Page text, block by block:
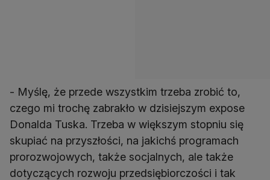
- Myślę, że przede wszystkim trzeba zrobić to,
czego mi trochę zabrakło w dzisiejszym expose
Donalda Tuska. Trzeba w większym stopniu się
skupiać na przyszłości, na jakichś programach
prorozwojowych, także socjalnych, ale także
dotyczących rozwoju przedsiębiorczości i tak